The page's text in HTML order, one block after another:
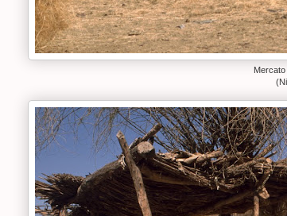
Mercato